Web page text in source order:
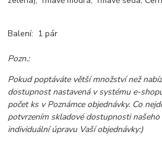
Balení: 1 pár
Pozn.:
Pokud poptáváte větší množství než
dostupnost nastavená v systému e-
počet ks v Poznámce objednávky. Co
potvrzením skladové dostupnosti
individuální úpravu Vaší objednávky:)